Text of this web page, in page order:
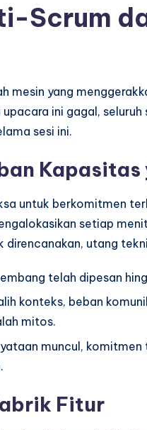
Scrum
mesin yang
ini gagal,
sesi ini.
untuk berkomitmen
setiap
direncanakan, utang
telah dipesan
konteks, beban
mitos.
muncul,
Fitur